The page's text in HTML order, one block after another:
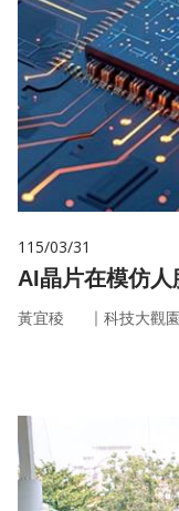
115/03/31
AI晶片在模仿
黃宜稜 ｜ 科技大觀